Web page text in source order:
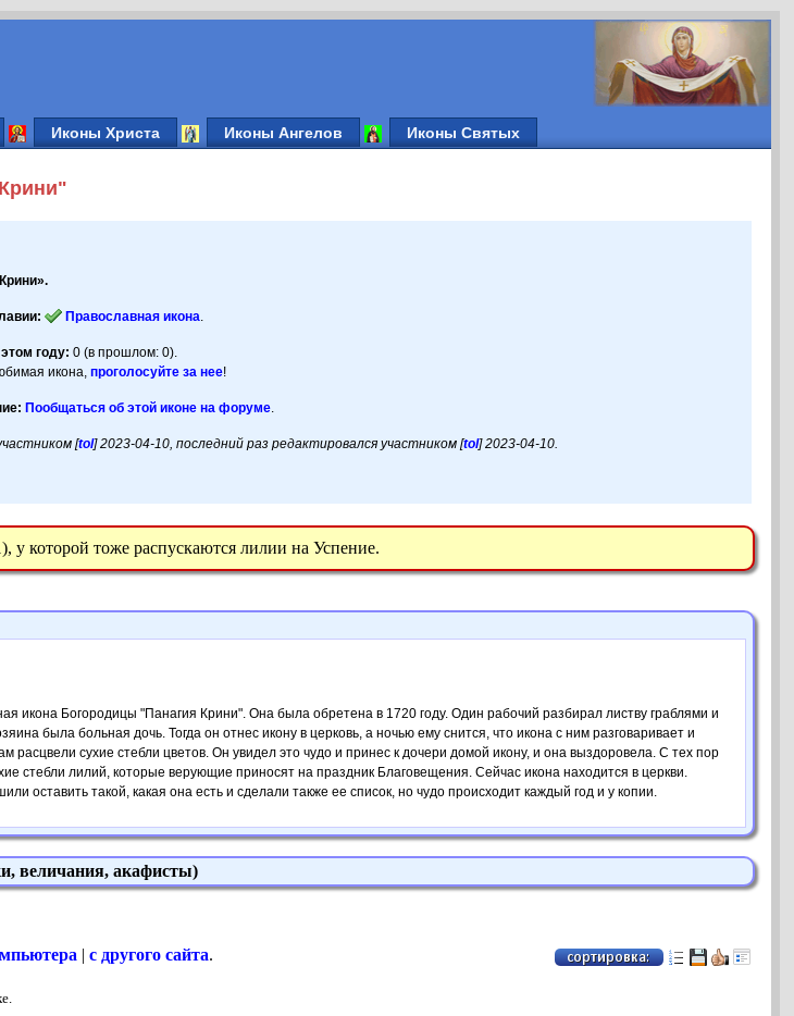
Иконы Христа Иконы Ангелов Иконы Святых
Православная икона.
году: 0 (в прошлом: 0).
икона,проголосуйте за нее!
Пообщаться об этой иконе на форуме.
[tol] 2023-04-10, последний раз редактировался участником [tol] 2023-04-10.
у которой тоже распускаются лилии на Успение.
икона Богородицы "Панагия Крини". Она была обретена в 1720 году. Один рабочий разбирал листву граблями и
была больная дочь. Тогда он отнес икону в церковь, а ночью ему снится, что икона с ним разговаривает и
расцвели сухие стебли цветов. Он увидел это чудо и принес к дочери домой икону, и она выздоровела. С тех пор
стебли лилий, которые верующие приносят на праздник Благовещения. Сейчас икона находится в церкви.
оставить такой, какая она есть и сделали также ее список, но чудо происходит каждый год и у копии.
величания, акафисты)
|с другого сайта.